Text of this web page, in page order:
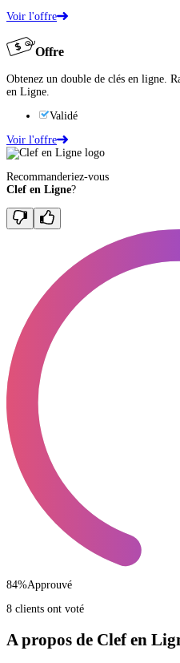
Voir l'offre
Offre
Obtenez un double de clés en ligne.
en Ligne.
Validé
Voir l'offre
Recommanderiez-vous
Clef en Ligne?
84%Approuvé
8 clients ont voté
A propos de Clef en